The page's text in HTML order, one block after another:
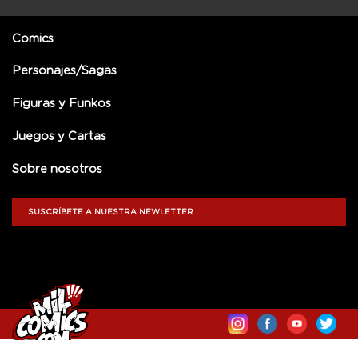
Comics
Personajes/Sagas
Figuras y Funkos
Juegos y Cartas
Sobre nosotros
SUSCRÍBETE A NUESTRA NEWLETTER